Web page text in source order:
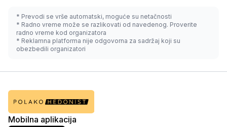
* Prevodi se vrše automatski, moguće su netačnosti
* Radno vreme može se razlikovati od navedenog. Proverite
radno vreme kod organizatora
* Reklamna platforma nije odgovorna za sadržaj koji su
obezbedili organizatori
Mobilna aplikacija